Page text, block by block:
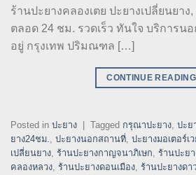
ร้านปะยางคลองเตย ปะยางเปลี่ยนยา
ตลอด 24 ชม. รวดเร็ว ทันใจ บริการน
อยู่ กรุงเทพ ปริมณฑล […]
CONTINUE READING
Posted in ปะยาง Tagged กรุณาปะยาง, ปะย
ยาง24ชม., ปะยางนอกสถานที่, ปะยางมอเตอร์เ
เปลี่ยนยาง, ร้านปะยางกาญจนาภิเษก, ร้านปะย
คลองหลวง, ร้านปะยางดอนเมือง, ร้านปะยางดา